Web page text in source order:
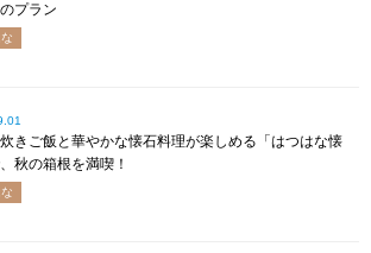
プラン
きご飯と華やかな懐石料理が楽しめる「はつはな懐
秋の箱根を満喫！